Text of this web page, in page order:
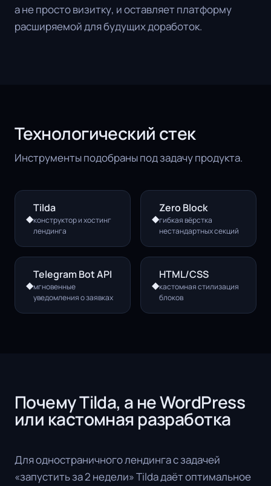
а не просто визитку, и оставляет платформу
расширяемой для будущих доработок.
Технологический стек
Инструменты подобраны под задачу продукта.
◆
Tilda
конструктор и хостинг
лендинга
◆
Zero Block
гибкая вёрстка
нестандартных секций
◆
Telegram Bot API
мгновенные
уведомления о заявках
◆
HTML/CSS
кастомная стилизация
блоков
Почему Tilda, а не WordPress
или кастомная разработка
Для одностраничного лендинга с задачей
«запустить за 2 недели» Tilda даёт оптимальное